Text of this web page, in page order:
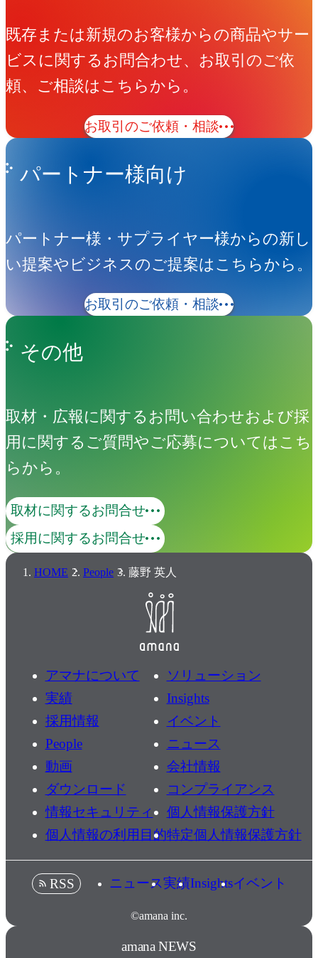
既存または新規のお客様からの商品やサー
ビスに関するお問合わせ、お取引のご依
頼、ご相談はこちらから。
お取引のご依頼・相談
パートナー様向け
パートナー様・サプライヤー様からの新し
い提案やビジネスのご提案はこちらから。
お取引のご依頼・相談
その他
取材・広報に関するお問い合わせおよび採
用に関するご質問やご応募についてはこち
らから。
取材に関するお問合せ
採用に関するお問合せ
HOME People 藤野 英人
アマナについて
ソリューション
実績
Insights
採用情報
イベント
People
ニュース
動画
会社情報
ダウンロード
コンプライアンス
情報セキュリティ
個人情報保護方針
個人情報の利用目的特定個人情報保護方針
©amana inc.
RSS ニュース実績Insightsイベント
amana NEWS